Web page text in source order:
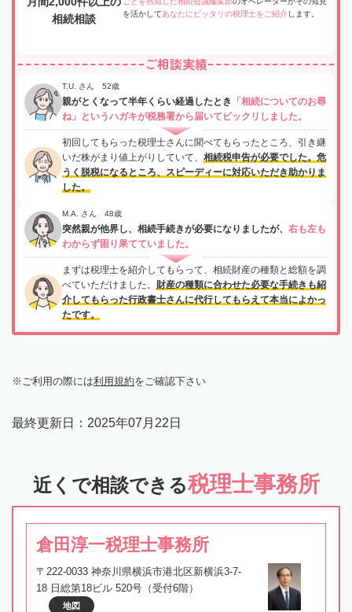
相続相談
を活かしてあなたにピッタリの税理士をご紹介 します。
ご相談実績
T.U. さん 52歳
親がとくなって半年くらい経過したとき
「相続についてのお尋
ね」というハガキが税務署から届いてビックリしました。
初回してもらった税理士さんに聞べてもらったところ、引き継
いだ株がまり値上がりしていて、 相続税申告が必要でした。危
うく脱税になるところ、スピーディーに対応いただき助かりま
した。
M.A. さん 48歳
突然親が他界し、相続手続きが必要になりましたが、 右も左も
わからず困り果てていました。
まずは税理士を紹介してもらって、相続財産の種類と総額を調
べていただけました。 財産の種類に合わせた必要な手続きも紹
介してもらった行政書士さんに代行してもらえて本当によかっ
たです。
ご利用の際には利用規約をご確認下さい
最終更新日： 2025年07月22日
近くで相談できる税理士事務所
倉田淳一税理士事務所
〒222-0033 神奈川県横浜市港北区新横浜3-7-
18 日総第18ビル 520号（受付6階）
地図